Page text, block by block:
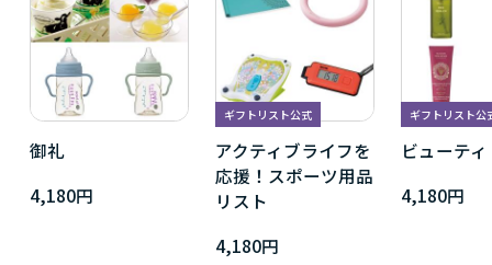
御礼
4,180円
ギフトリスト公式
アクティブライフを
応援！スポーツ用品
リスト
4,180円
ギフトリスト公
ビューティ
4,180円